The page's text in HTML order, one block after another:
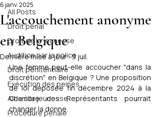
All Posts
Droit pénal
Droit de la jeunesse
Audition par la police
Droit pénitentiaire
Exécution des peines
Aide à la jeunesse
Procédure pénale
L'accouchement anonyme
en Belgique
6 janv. 2025
Dernière mise à jour :9 juil.
Une femme peut-elle accoucher "dans la
discrétion" en Belgique ? Une proposition
de loi déposée fin décembre 2024 à la
Chambre des Représentants pourrait
changer la donne.